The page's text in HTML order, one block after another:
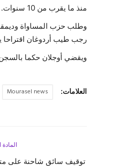
منذ ما يقرب من 10 سنوات.
وطلب حزب المساواة
رجب طيب أردوغان اقتراحا يهدف لإنهاء الصراع
ويقضي أوجلان حكما بالسجن
العلامات: Mourasel news
المادة